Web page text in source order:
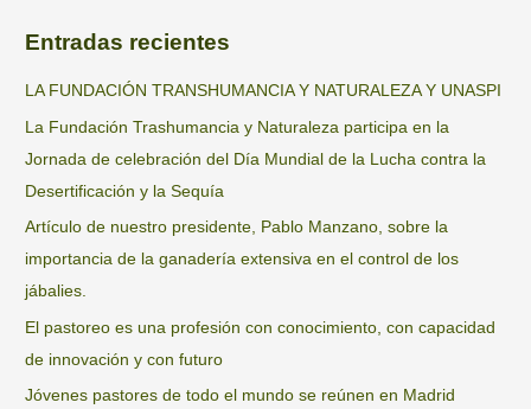
Entradas recientes
LA FUNDACIÓN TRANSHUMANCIA Y NATURALEZA Y UNASPI
La Fundación Trashumancia y Naturaleza participa en la
Jornada de celebración del Día Mundial de la Lucha contra la
Desertificación y la Sequía
Artículo de nuestro presidente, Pablo Manzano, sobre la
importancia de la ganadería extensiva en el control de los
jábalies.
El pastoreo es una profesión con conocimiento, con capacidad
de innovación y con futuro
Jóvenes pastores de todo el mundo se reúnen en Madrid